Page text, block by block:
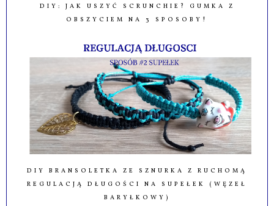
DIY: JAK USZYĆ SCRUNCHIE? GUMKA Z
OBSZYCIEM NA 3 SPOSOBY!
DIY BRANSOLETKA ZE SZNURKA Z RUCHOMĄ
REGULACJĄ DŁUGOŚCI NA SUPEŁEK (WĘZEŁ
BARYŁKOWY)